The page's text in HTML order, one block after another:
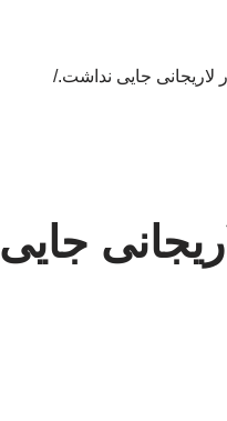
جایی نداشت./
جایی